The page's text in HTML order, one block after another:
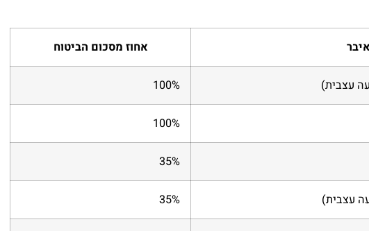
איבר אחוז מסכום הביטוח
עצבית) 100%
100%
35%
עצבית) 35%